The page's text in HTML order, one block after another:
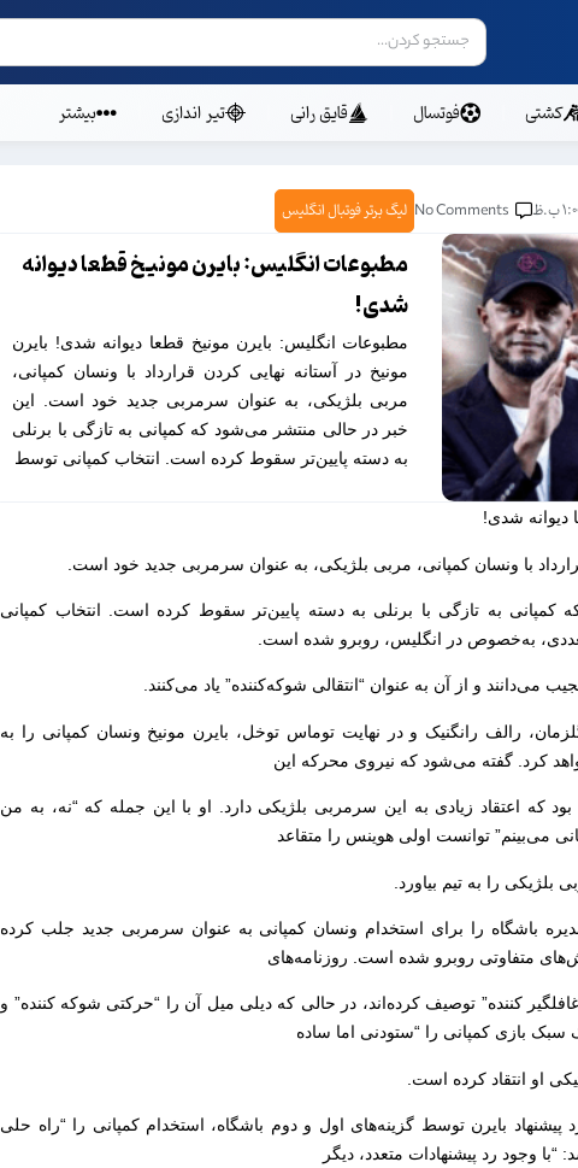
کشتی فوتسال قایق رانی تیر اندازی بیشتر
ب.ظ No Comments لیگ برتر فوتبال انگلیس
مطبوعات انگلیس: بایرن مونیخ قطعا دیوانه
شدی!
مطبوعات انگلیس: بایرن مونیخ قطعا دیوانه شدی! بایرن
مونیخ در آستانه نهایی کردن قرارداد با ونسان کمپانی،
مربی بلژیکی، به عنوان سرمربی جدید خود است. این
خبر در حالی منتشر می‌شود که کمپانی به تازگی با برنلی
به دسته پایین‌تر سقوط کرده است. انتخاب کمپانی توسط
دیوانه شدی!
با ونسان کمپانی، مربی بلژیکی، به عنوان سرمربی جدید خود است.
به تازگی با برنلی به دسته پایین‌تر سقوط کرده است. انتخاب کمپانی
به‌خصوص در انگلیس، روبرو شده است.
می‌دانند و از آن به عنوان “انتقالی شوکه‌کننده” یاد می‌کنند.
رالف رانگنیک و در نهایت توماس توخل، بایرن مونیخ ونسان کمپانی را به
کرد. گفته می‌شود که نیروی محرکه این
که اعتقاد زیادی به این سرمربی بلژیکی دارد. او با این جمله که “نه، به من
می‌بینم” توانست اولی هوینس را متقاعد
را به تیم بیاورد.
باشگاه را برای استخدام ونسان کمپانی به عنوان سرمربی جدید جلب کرده
متفاوتی روبرو شده است. روزنامه‌های
“غافلگیر کننده” توصیف کرده‌اند، در حالی که دیلی میل آن را “حرکتی شوکه کننده” و
بازی کمپانی را “ستودنی اما ساده
او انتقاد کرده است.
پیشنهاد بایرن توسط گزینه‌های اول و دوم باشگاه، استخدام کمپانی را “راه حلی
وجود رد پیشنهادات متعدد، دیگر